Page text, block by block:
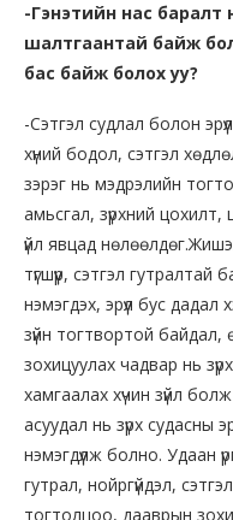
-Гэнэтийн нас
шалтгаантай байж
бас байж болох уу?
-Сэтгэл судлал болон
хүний бодол, сэтгэл
зэрэг нь мэдрэлийн
амьсгал, зүрхний
үйл явцад
түгшүүр, сэтгэл
нэмэгдэх, эрүүл бус дадал
зүйн тогтвортой байдал,
зохицуулах чадвар нь
хамгаалах хүчин зүйл
асуудал нь зүрх судасны
нэмэгдүүлж болно. Удаан
гутрал, нойргүйдэл,
тогтолцоо, дааврын